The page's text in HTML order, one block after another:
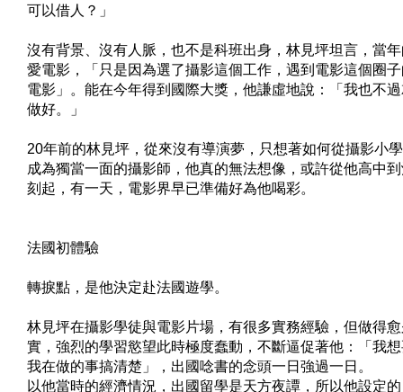
可以借人？」
沒有背景、沒有人脈，也不是科班出身，林見坪坦言，當
愛電影，「只是因為選了攝影這個工作，遇到電影這個圈
電影」。能在今年得到國際大獎，他謙虛地說：「我也不
做好。」
20年前的林見坪，從來沒有導演夢，只想著如何從攝影小
成為獨當一面的攝影師，他真的無法想像，或許從他高中
刻起，有一天，電影界早已準備好為他喝彩。
法國初體驗
轉捩點，是他決定赴法國遊學。
林見坪在攝影學徒與電影片場，有很多實務經驗，但做得
實，強烈的學習慾望此時極度蠢動，不斷逼促著他：「我
我在做的事搞清楚」，出國唸書的念頭一日強過一日。
以他當時的經濟情況，出國留學是天方夜譚，所以他設定